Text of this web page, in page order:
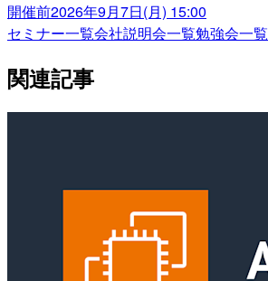
開催前2026年9月7日(月) 15:00
セミナー一覧会社説明会一覧勉強会一覧
関連記事